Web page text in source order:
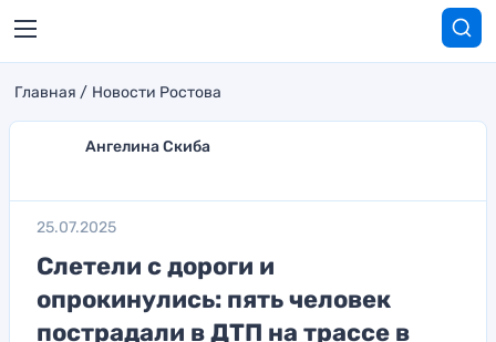
Главная Новости Ростова
Ангелина Скиба
25.07.2025
Слетели с дороги и
опрокинулись: пять человек
пострадали в ДТП на трассе в